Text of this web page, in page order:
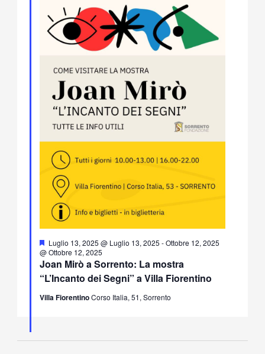
Joan Mirò a Sorrento: La mostra
“L’Incanto dei Segni” a Villa Fiorentino
Segnalati
Luglio 13, 2025 @ Luglio 13, 2025 -Ottobre 12, 2025
@ Ottobre 12, 2025
Villa FiorentinoCorso Italia, 51, Sorrento